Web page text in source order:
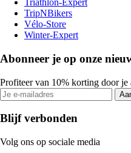
Triathlon-Expert
TripNBikers
Vélo-Store
Winter-Expert
Abonneer je op onze
Profiteer van 10% korting door
Blijf verbonden
Volg ons op sociale media